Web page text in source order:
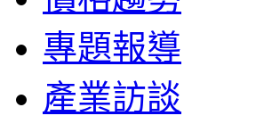
專題報導
產業訪談